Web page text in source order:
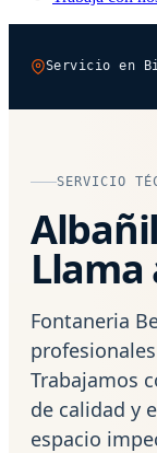
Servicio en
SERVICIO
Llama
Fontaneria
Trabajamos
de calidad y
espacio